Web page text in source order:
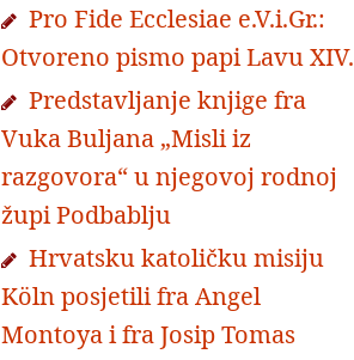
Pro Fide Ecclesiae e.V.i.Gr.:
Otvoreno pismo papi Lavu XIV.
Predstavljanje knjige fra
Vuka Buljana „Misli iz
razgovora“ u njegovoj rodnoj
župi Podbablju
Hrvatsku katoličku misiju
Köln posjetili fra Angel
Montoya i fra Josip Tomas